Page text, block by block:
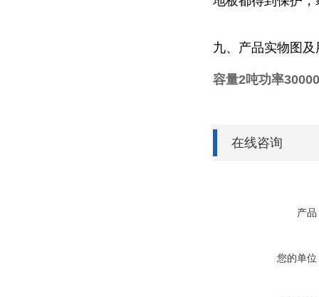
九、产品实物图
容量2吨功率
在线咨询
产品
您的单位